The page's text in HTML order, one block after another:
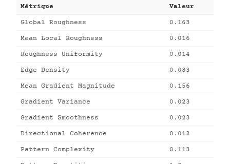
Métrique Valeur
Global Roughness 0.163
Mean Local Roughness 0.016
Roughness Uniformity 0.014
Edge Density 0.083
Mean Gradient Magnitude 0.156
Gradient Variance 0.023
Gradient Smoothness 0.023
Directional Coherence 0.012
Pattern Complexity 0.113